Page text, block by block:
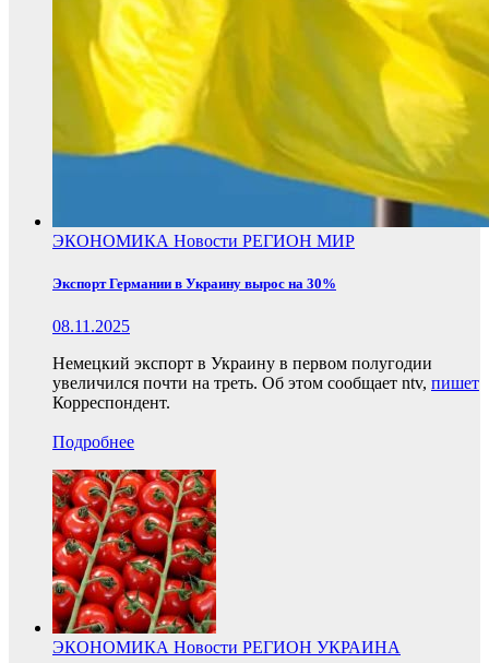
ЭКОНОМИКА Новости РЕГИОН МИР
Экспорт Германии в Украину вырос на 30%
08.11.2025
Немецкий экспорт в Украину в первом полугодии
увеличился почти на треть. Об этом сообщает ntv, пишет
Корреспондент.
Подробнее
ЭКОНОМИКА Новости РЕГИОН УКРАИНА